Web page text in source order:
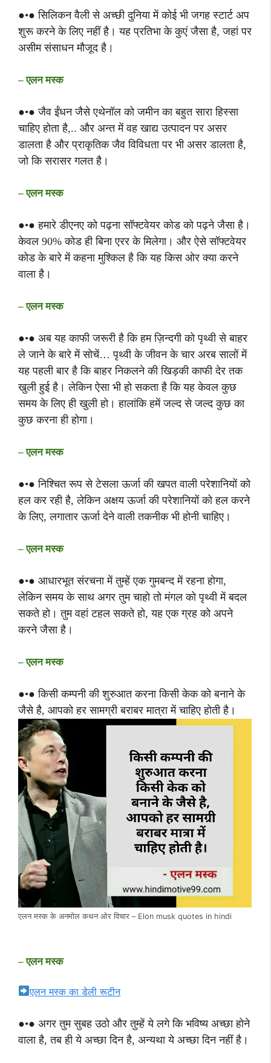
●•● सिलिकन वैली से अच्छी दुनिया में कोई भी जगह स्टार्ट अप
शुरू करने के लिए नहीं है। यह प्रतिभा के कुएं जैसा है, जहां पर
असीम संसाधन मौजूद है।
– एलन मस्क
●•● जैव ईंधन जैसे एथेनॉल को जमीन का बहुत सारा हिस्सा
चाहिए होता है,.. और अन्त में वह खाद्य उत्पादन पर असर
डालता है और प्राकृतिक जैव विविधता पर भी असर डालता है,
जो कि सरासर गलत है।
– एलन मस्क
●•● हमारे डीएनए को पढ़ना सॉफ्टवेयर कोड को पढ़ने जैसा है।
केवल 90% कोड ही बिना एरर के मिलेगा। और ऐसे सॉफ्टवेयर
कोड के बारे में कहना मुश्किल है कि यह किस ओर क्या करने
वाला है।
– एलन मस्क
●•● अब यह काफी जरूरी है कि हम ज़िन्दगी को पृथ्वी से बाहर
ले जाने के बारे में सोचें… पृथ्वी के जीवन के चार अरब सालों में
यह पहली बार है कि बाहर निकलने की खिड़की काफी देर तक
खुली हुई है। लेकिन ऐसा भी हो सकता है कि यह केवल कुछ
समय के लिए ही खुली हो। हालांकि हमें जल्द से जल्द कुछ का
कुछ करना ही होगा।
– एलन मस्क
●•● निश्चित रूप से टेसला ऊर्जा की खपत वाली परेशानियों को
हल कर रही है, लेकिन अक्षय ऊर्जा की परेशानियों को हल करने
के लिए, लगातार ऊर्जा देने वाली तकनीक भी होनी चाहिए।
– एलन मस्क
●•● आधारभूत संरचना में तुम्हें एक गुमबन्द में रहना होगा,
लेकिन समय के साथ अगर तुम चाहो तो मंगल को पृथ्वी में बदल
सकते हो। तुम वहां टहल सकते हो, यह एक ग्रह को अपने
करने जैसा है।
– एलन मस्क
●•● किसी कम्पनी की शुरुआत करना किसी केक को बनाने के
जैसे है, आपको हर सामग्री बराबर मात्रा में चाहिए होती है।
एलन मस्क के अनमोल कथन ओर विचार – Elon musk quotes in hindi
– एलन मस्क
एलन मस्क का डेली रूटीन
●•● अगर तुम सुबह उठो और तुम्हें ये लगे कि भविष्य अच्छा होने
वाला है, तब ही ये अच्छा दिन है, अन्यथा ये अच्छा दिन नहीं है।